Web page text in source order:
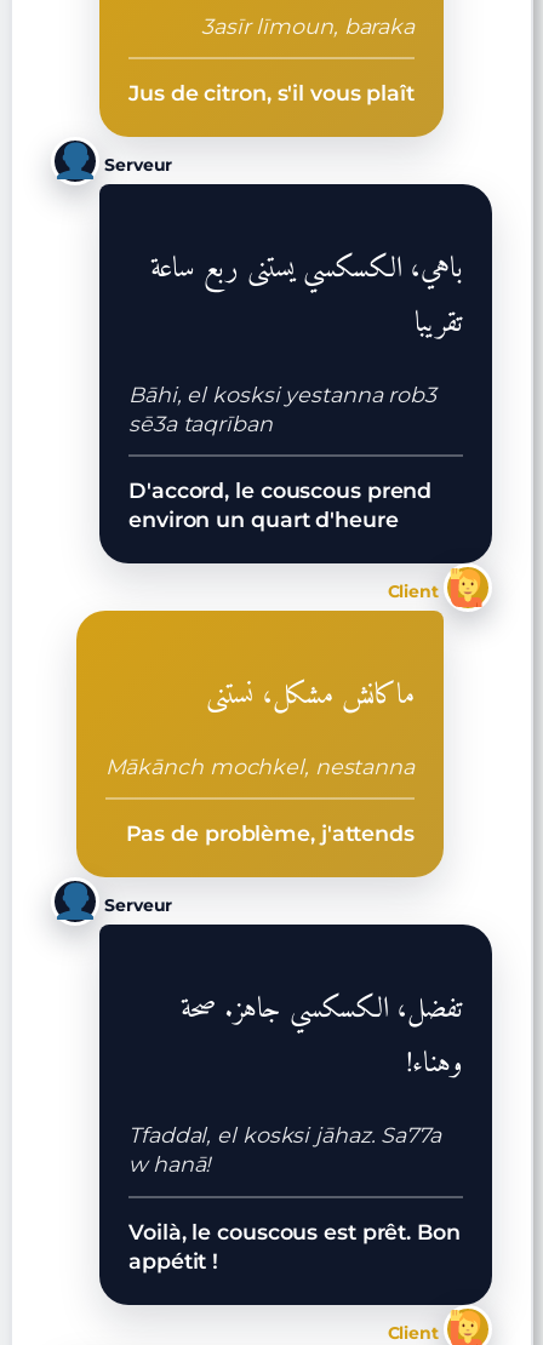
3asīr līmoun, baraka
Jus de citron, s'il vous plaît
Serveur
باهي، الكسكسي يستنى ربع ساعة
تقريبا
Bāhi, el kosksi yestanna rob3
sē3a taqrīban
D'accord, le couscous prend
environ un quart d'heure
Client
ماكانش مشكل، نستنى
Mākānch mochkel, nestanna
Pas de problème, j'attends
Serveur
تفضل، الكسكسي جاهز. صحة
وهناء!
Tfaddal, el kosksi jāhaz. Sa77a
w hanā!
Voilà, le couscous est prêt. Bon
appétit !
Client